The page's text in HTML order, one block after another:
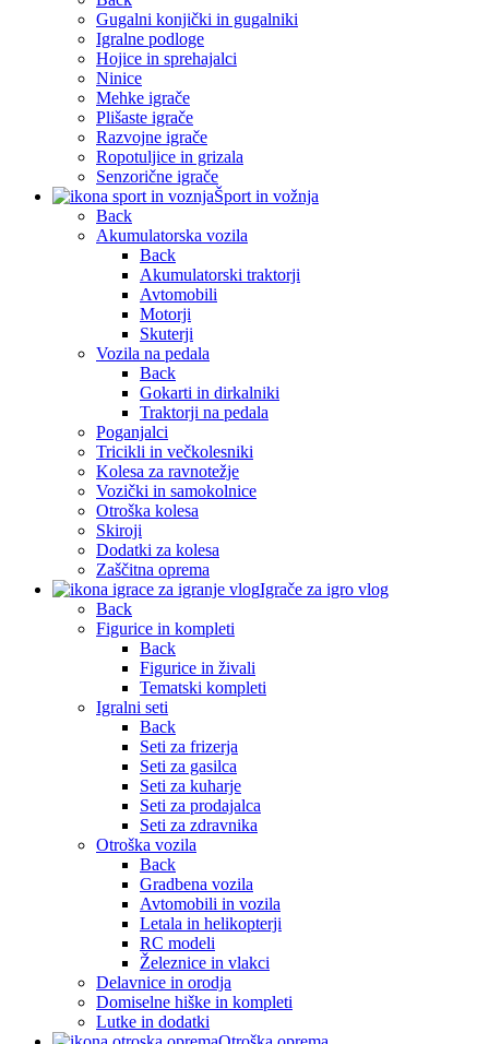
Gugalni konjički in gugalniki
Igralne podloge
Hojice in sprehajalci
Ninice
Mehke igrače
Plišaste igrače
Razvojne igrače
Ropotuljice in grizala
Senzorične igrače
Šport in vožnja
Back
Akumulatorska vozila
Back
Akumulatorski traktorji
Avtomobili
Motorji
Skuterji
Vozila na pedala
Back
Gokarti in dirkalniki
Traktorji na pedala
Poganjalci
Tricikli in večkolesniki
Kolesa za ravnotežje
Vozički in samokolnice
Otroška kolesa
Skiroji
Dodatki za kolesa
Zaščitna oprema
Igrače za igro vlog
Back
Figurice in kompleti
Back
Figurice in živali
Tematski kompleti
Igralni seti
Back
Seti za frizerja
Seti za gasilca
Seti za kuharje
Seti za prodajalca
Seti za zdravnika
Otroška vozila
Back
Gradbena vozila
Avtomobili in vozila
Letala in helikopterji
RC modeli
Železnice in vlakci
Delavnice in orodja
Domiselne hiške in kompleti
Lutke in dodatki